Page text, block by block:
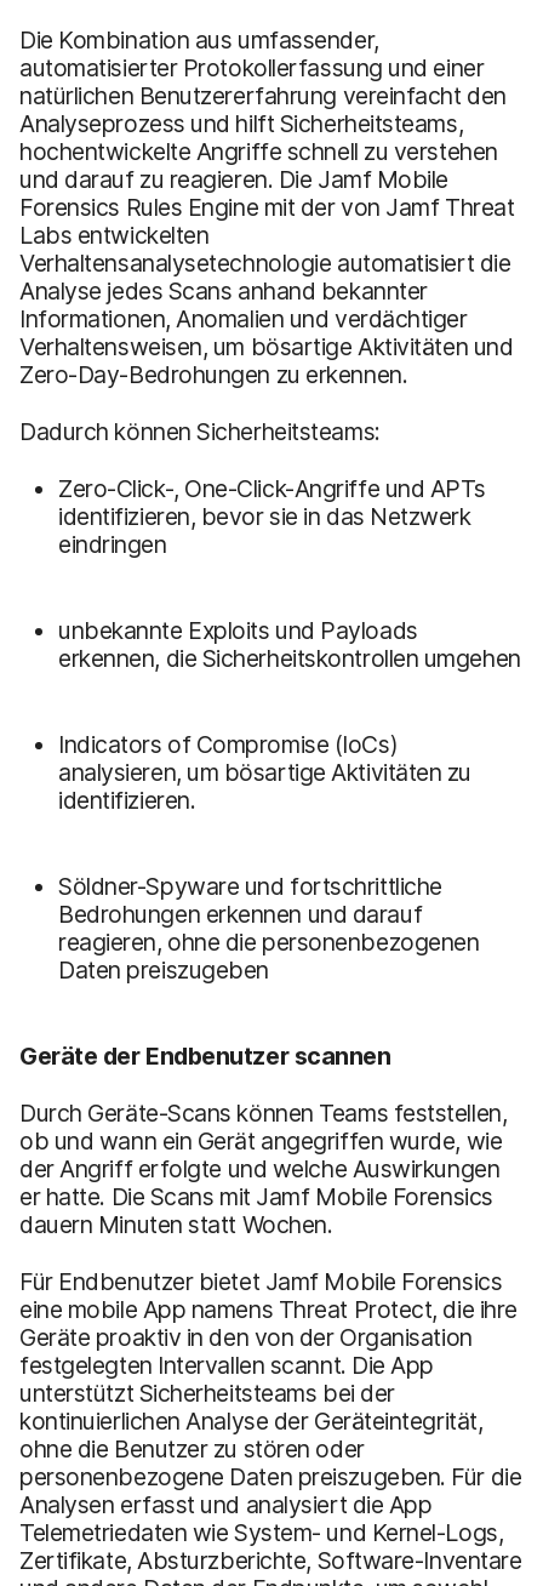
Die Kombination aus umfassender,
automatisierter Protokollerfassung und einer
natürlichen Benutzererfahrung vereinfacht den
Analyseprozess und hilft Sicherheitsteams,
hochentwickelte Angriffe schnell zu verstehen
und darauf zu reagieren. Die Jamf Mobile
Forensics Rules Engine mit der von Jamf Threat
Labs entwickelten
Verhaltensanalysetechnologie automatisiert die
Analyse jedes Scans anhand bekannter
Informationen, Anomalien und verdächtiger
Verhaltensweisen, um bösartige Aktivitäten und
Zero-Day-Bedrohungen zu erkennen.
Dadurch können Sicherheitsteams:
Zero-Click-, One-Click-Angriffe und APTs
identifizieren, bevor sie in das Netzwerk
eindringen
unbekannte Exploits und Payloads
erkennen, die Sicherheitskontrollen umgehen
Indicators of Compromise (IoCs)
analysieren, um bösartige Aktivitäten zu
identifizieren.
Söldner-Spyware und fortschrittliche
Bedrohungen erkennen und darauf
reagieren, ohne die personenbezogenen
Daten preiszugeben
Geräte der Endbenutzer scannen
Durch Geräte-Scans können Teams feststellen,
ob und wann ein Gerät angegriffen wurde, wie
der Angriff erfolgte und welche Auswirkungen
er hatte. Die Scans mit Jamf Mobile Forensics
dauern Minuten statt Wochen.
Für Endbenutzer bietet Jamf Mobile Forensics
eine mobile App namens Threat Protect, die ihre
Geräte proaktiv in den von der Organisation
festgelegten Intervallen scannt. Die App
unterstützt Sicherheitsteams bei der
kontinuierlichen Analyse der Geräteintegrität,
ohne die Benutzer zu stören oder
personenbezogene Daten preiszugeben. Für die
Analysen erfasst und analysiert die App
Telemetriedaten wie System- und Kernel-Logs,
Zertifikate, Absturzberichte, Software-Inventare